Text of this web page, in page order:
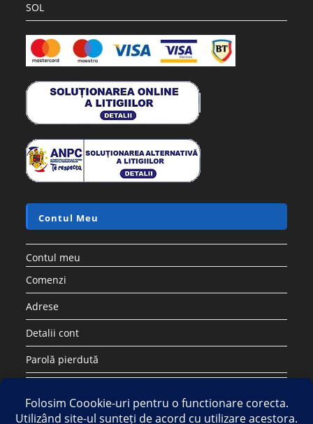
SOL
Contul Meu
Contul meu
Comenzi
Adrese
Detalii cont
Parolă pierdută